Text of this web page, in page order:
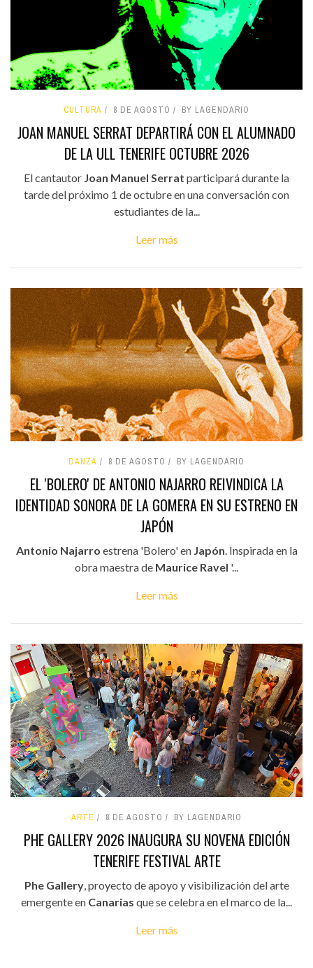
CULTURA 8 DE AGOSTO BY LAGENDARIO
JOAN MANUEL SERRAT DEPARTIRÁ CON EL ALUMNADO
DE LA ULL TENERIFE OCTUBRE 2026
El cantautor Joan Manuel Serrat participará durante la
tarde del próximo 1 de octubre en una conversación con
estudiantes de la...
Leer más
DANZA 8 DE AGOSTO BY LAGENDARIO
EL 'BOLERO' DE ANTONIO NAJARRO REIVINDICA LA
IDENTIDAD SONORA DE LA GOMERA EN SU ESTRENO EN
JAPÓN
Antonio Najarro estrena 'Bolero' en Japón. Inspirada en la
obra maestra de Maurice Ravel '...
Leer más
ARTE 8 DE AGOSTO BY LAGENDARIO
PHE GALLERY 2026 INAUGURA SU NOVENA EDICIÓN
TENERIFE FESTIVAL ARTE
Phe Gallery, proyecto de apoyo y visibilización del arte
emergente en Canarias que se celebra en el marco de la...
Leer más